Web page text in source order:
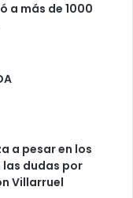
a más de 1000
a pesar en los
dudas por
Villarruel